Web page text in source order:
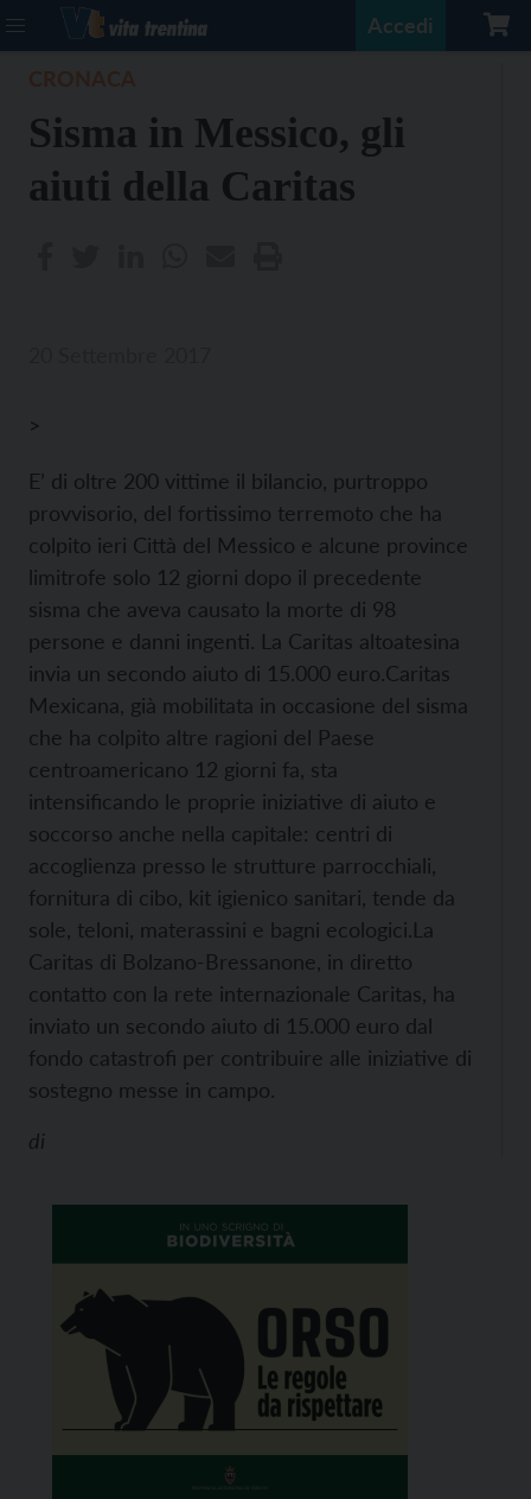
Accedi
Sisma in Messico, gli
aiuti della Caritas
>
E’ di oltre 200 vittime il bilancio, purtroppo
provvisorio, del fortissimo terremoto che ha
colpito ieri Città del Messico e alcune province
limitrofe solo 12 giorni dopo il precedente
sisma che aveva causato la morte di 98
persone e danni ingenti. La Caritas altoatesina
invia un secondo aiuto di 15.000 euro.Caritas
Mexicana, già mobilitata in occasione del sisma
che ha colpito altre ragioni del Paese
centroamericano 12 giorni fa, sta
intensificando le proprie iniziative di aiuto e
soccorso anche nella capitale: centri di
accoglienza presso le strutture parrocchiali,
fornitura di cibo, kit igienico sanitari, tende da
sole, teloni, materassini e bagni ecologici.La
Caritas di Bolzano-Bressanone, in diretto
contatto con la rete internazionale Caritas, ha
inviato un secondo aiuto di 15.000 euro dal
fondo catastrofi per contribuire alle iniziative di
sostegno messe in campo.
di